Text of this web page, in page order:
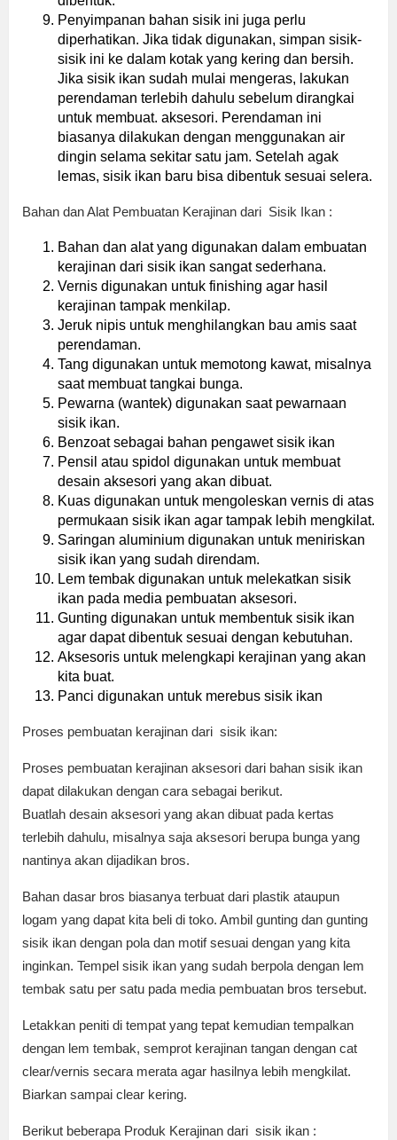
Penyimpanan bahan sisik ini juga perlu
diperhatikan. Jika tidak digunakan, simpan sisik-
sisik ini ke dalam kotak yang kering dan bersih.
Jika sisik ikan sudah mulai mengeras, lakukan
perendaman terlebih dahulu sebelum dirangkai
untuk membuat. aksesori. Perendaman ini
biasanya dilakukan dengan menggunakan air
dingin selama sekitar satu jam. Setelah agak
lemas, sisik ikan baru bisa dibentuk sesuai selera.
Bahan dan Alat Pembuatan Kerajinan dari Sisik Ikan :
Bahan dan alat yang digunakan dalam embuatan
kerajinan dari sisik ikan sangat sederhana.
Vernis digunakan untuk finishing agar hasil
kerajinan tampak menkilap.
Jeruk nipis untuk menghilangkan bau amis saat
perendaman.
Tang digunakan untuk memotong kawat, misalnya
saat membuat tangkai bunga.
Pewarna (wantek) digunakan saat pewarnaan
sisik ikan.
Benzoat sebagai bahan pengawet sisik ikan
Pensil atau spidol digunakan untuk membuat
desain aksesori yang akan dibuat.
Kuas digunakan untuk mengoleskan vernis di atas
permukaan sisik ikan agar tampak lebih mengkilat.
Saringan aluminium digunakan untuk meniriskan
sisik ikan yang sudah direndam.
Lem tembak digunakan untuk melekatkan sisik
ikan pada media pembuatan aksesori.
Gunting digunakan untuk membentuk sisik ikan
agar dapat dibentuk sesuai dengan kebutuhan.
Aksesoris untuk melengkapi kerajinan yang akan
kita buat.
Panci digunakan untuk merebus sisik ikan
Proses pembuatan kerajinan dari sisik ikan:
Proses pembuatan kerajinan aksesori dari bahan sisik ikan
dapat dilakukan dengan cara sebagai berikut.
Buatlah desain aksesori yang akan dibuat pada kertas
terlebih dahulu, misalnya saja aksesori berupa bunga yang
nantinya akan dijadikan bros.
Bahan dasar bros biasanya terbuat dari plastik ataupun
logam yang dapat kita beli di toko. Ambil gunting dan gunting
sisik ikan dengan pola dan motif sesuai dengan yang kita
inginkan. Tempel sisik ikan yang sudah berpola dengan lem
tembak satu per satu pada media pembuatan bros tersebut.
Letakkan peniti di tempat yang tepat kemudian tempalkan
dengan lem tembak, semprot kerajinan tangan dengan cat
clear/vernis secara merata agar hasilnya lebih mengkilat.
Biarkan sampai clear kering.
Berikut beberapa Produk Kerajinan dari sisik ikan :